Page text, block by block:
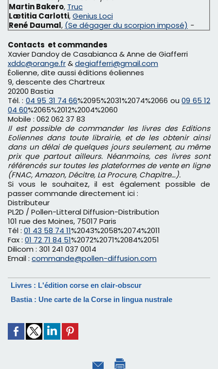
Martin Bakero, Truc
Lætitia Carlotti,Genius Loci
René Daumal, (Se dégager du scorpion imposé) -
Contacts et commandes
Xavier Dandoy de Casabianca & Anne de Giafferri
xddc@orange.fr&degiafferri@gmail.com
Éolienne, dite aussi éditions éoliennes
9, descente des Chartreux
20200 Bastia
Tél. : 04 95 31 74 66%2095%2031%2074%2066 ou09 65 12
04 60%2065%2012%2004%2060
Mobile : 062 062 37 83
Il est possible de commander les livres des Editions
Eoliennes dans toute librairie, et de les obtenir ainsi
dans un délai de quelques jours seulement, au même
prix que partout ailleurs. Néanmoins, ces livres sont
référencés sur toutes les plateformes de vente en ligne
(FNAC, Amazon, Décitre, La Procure, Chapitre…).
Si vous le souhaitez, il est également possible de
passer commande directement ici :
Distributeur
PL2D / Pollen-Litteral Diffusion-Distribution
101 rue des Moines, 75017 Paris
Tél : 01 43 58 74 11%2043%2058%2074%2011
Fax : 01 72 71 84 51%2072%2071%2084%2051
Dilicom : 301 241 037 0014
Email : commande@pollen-diffusion.com
Livres : L'édition corse en clair-obscur
Bastia : Une carte de la Corse in lingua nustrale